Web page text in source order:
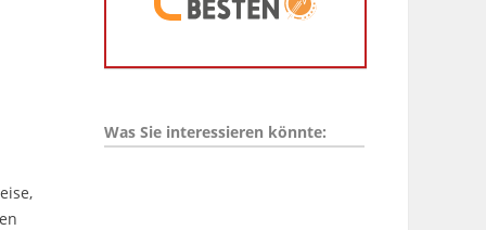
Dr. Hubert Menken
hat4.88 von5
MenkenBewertungen
Was Sie interessieren könnte: